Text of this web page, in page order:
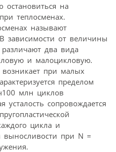
остановиться на
теплосменах.
называют
зависимости от величины
два вида
и малоцикловую.
возникает при малых
пределом
млн циклов
усталость сопровождается
цикла и
выносливости при N =